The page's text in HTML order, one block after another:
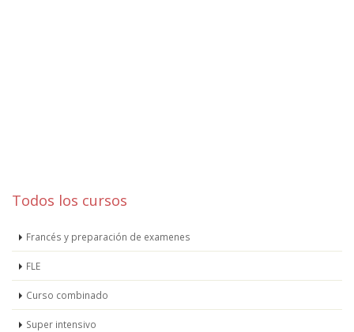
Todos los cursos
Francés y preparación de examenes
FLE
Curso combinado
Super intensivo